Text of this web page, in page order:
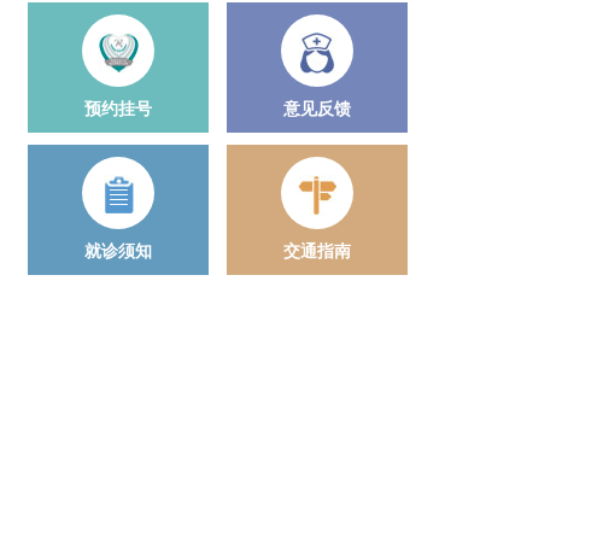
预约挂号 意见反馈
就诊须知 交通指南